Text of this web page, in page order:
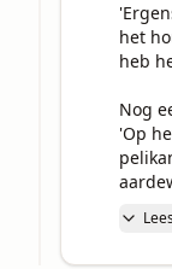
het
heb
Nog
'Op